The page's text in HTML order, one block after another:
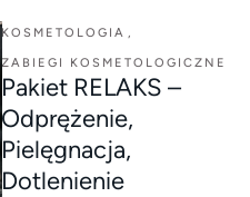
KOSMETOLOGIA ,
ZABIEGI KOSMETOLOGICZNE
Pakiet RELAKS –
Odprężenie,
Pielęgnacja,
Dotlenienie